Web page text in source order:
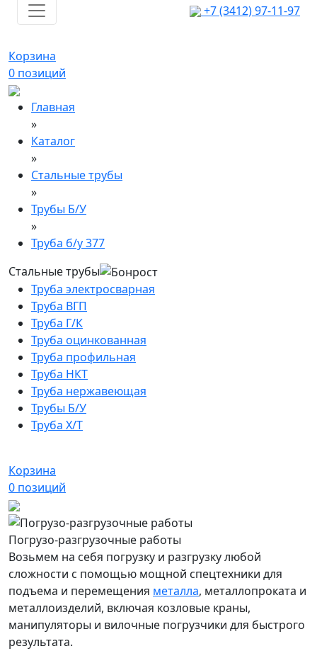
+7 (3412) 97-11-97
Корзина
0 позиций
Главная
»
Каталог
»
Стальные трубы
»
Трубы Б/У
»
Труба б/у 377
Стальные трубы
Труба электросварная
Труба ВГП
Труба Г/К
Труба оцинкованная
Труба профильная
Труба НКТ
Труба нержавеющая
Трубы Б/У
Труба Х/Т
Корзина
0 позиций
Погрузо-разгрузочные работы
Возьмем на себя погрузку и разгрузку любой
сложности с помощью мощной спецтехники для
подъема и перемещения металла, металлопроката и
металлоизделий, включая козловые краны,
манипуляторы и вилочные погрузчики для быстрого
результата.